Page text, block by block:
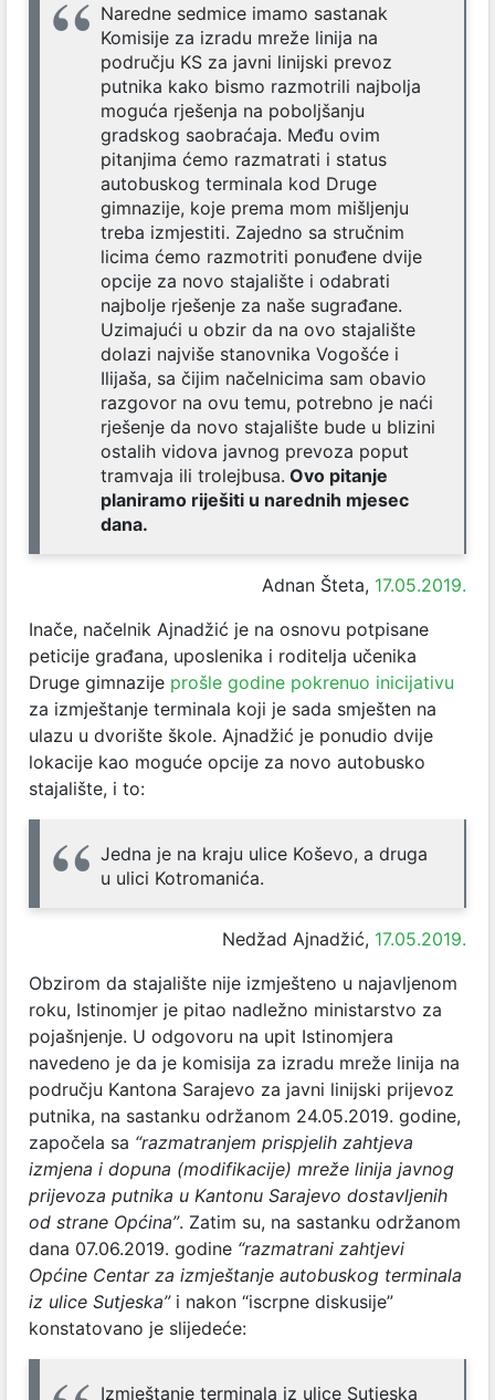
Naredne sedmice imamo sastanak
Komisije za izradu mreže linija na
području KS za javni linijski prevoz
putnika kako bismo razmotrili najbolja
moguća rješenja na poboljšanju
gradskog saobraćaja. Među ovim
pitanjima ćemo razmatrati i status
autobuskog terminala kod Druge
gimnazije, koje prema mom mišljenju
treba izmjestiti. Zajedno sa stručnim
licima ćemo razmotriti ponuđene dvije
opcije za novo stajalište i odabrati
najbolje rješenje za naše sugrađane.
Uzimajući u obzir da na ovo stajalište
dolazi najviše stanovnika Vogošće i
Ilijaša, sa čijim načelnicima sam obavio
razgovor na ovu temu, potrebno je naći
rješenje da novo stajalište bude u blizini
ostalih vidova javnog prevoza poput
tramvaja ili trolejbusa. Ovo pitanje
planiramo riješiti u narednih mjesec
dana.
Adnan Šteta, 17.05.2019.
Inače, načelnik Ajnadžić je na osnovu potpisane
peticije građana, uposlenika i roditelja učenika
Druge gimnazije prošle godine pokrenuo inicijativu
za izmještanje terminala koji je sada smješten na
ulazu u dvorište škole. Ajnadžić je ponudio dvije
lokacije kao moguće opcije za novo autobusko
stajalište, i to:
Jedna je na kraju ulice Koševo, a druga
u ulici Kotromanića.
Nedžad Ajnadžić, 17.05.2019.
Obzirom da stajalište nije izmješteno u najavljenom
roku, Istinomjer je pitao nadležno ministarstvo za
pojašnjenje. U odgovoru na upit Istinomjera
navedeno je da je komisija za izradu mreže linija na
području Kantona Sarajevo za javni linijski prijevoz
putnika, na sastanku održanom 24.05.2019. godine,
započela sa “razmatranjem prispjelih zahtjeva
izmjena i dopuna (modifikacije) mreže linija javnog
prijevoza putnika u Kantonu Sarajevo dostavljenih
od strane Općina”. Zatim su, na sastanku održanom
dana 07.06.2019. godine “razmatrani zahtjevi
Općine Centar za izmještanje autobuskog terminala
iz ulice Sutjeska”i nakon “iscrpne diskusije”
konstatovano je slijedeće:
Izmještanje terminala iz ulice Sutjeska